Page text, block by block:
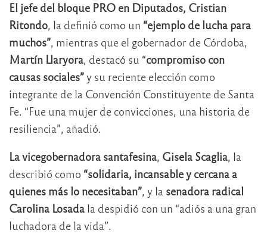
El jefe del bloque PRO en Diputados, Cristian
Ritondo, la definió como un “ejemplo de lucha para
muchos”, mientras que el gobernador de Córdoba,
Martín Llaryora, destacó su “compromiso con
causas sociales”y su reciente elección como
integrante de la Convención Constituyente de Santa
Fe. “Fue una mujer de convicciones, una historia de
resiliencia”, añadió.
La vicegobernadora santafesina, Gisela Scaglia, la
describió como “solidaria, incansable y cercana a
quienes más lo necesitaban”, y la senadora radical
Carolina Losada la despidió con un “adiós a una gran
luchadora de la vida”.